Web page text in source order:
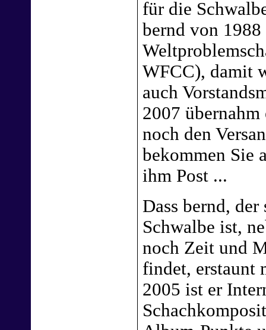
für die
bernd von
WFCC), damit
auch
2007
noch den
bekommen Sie
ihm Post ...
Dass bernd,
Schwalbe ist,
noch Zeit und
findet, erstaunt
2005 ist er